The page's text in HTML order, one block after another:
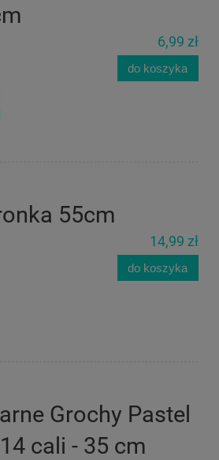
6,99 zł
do koszyka
55cm
14,99 zł
do koszyka
Grochy Pastel
cali - 35 cm